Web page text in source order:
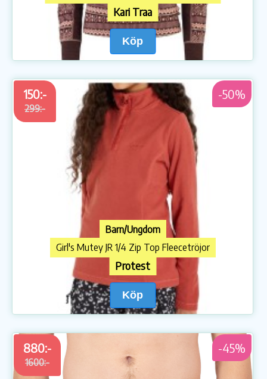
Kari Traa
Köp
150:-
299:-
-50%
Barn/Ungdom
Girl's Mutey JR 1/4 Zip Top Fleecetröjor
Protest
Köp
880:-
1600:-
-45%